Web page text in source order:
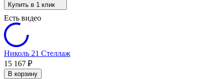
Купить в 1 клик
Есть видео
Николь 21 Стеллаж
15 167 ₽
В корзину